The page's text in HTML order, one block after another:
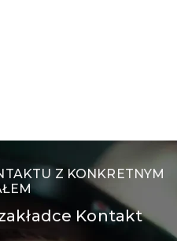
Z KONKRETNYM
Kontakt